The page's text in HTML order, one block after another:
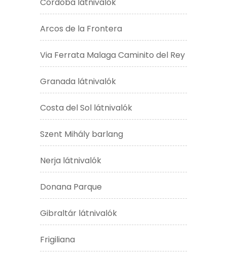
Cordoba látnivalók
Arcos de la Frontera
Via Ferrata Malaga Caminito del Rey
Granada látnivalók
Costa del Sol látnivalók
Szent Mihály barlang
Nerja látnivalók
Donana Parque
Gibraltár látnivalók
Frigiliana